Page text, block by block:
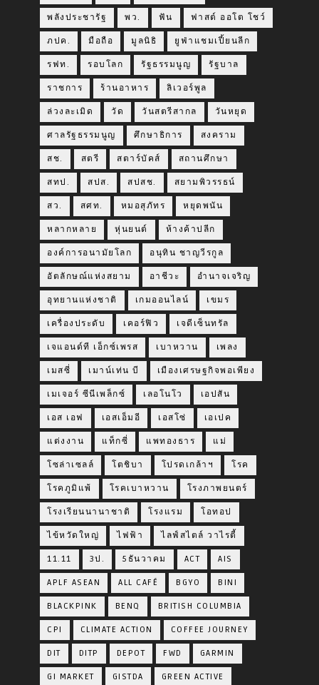
พลังประชารัฐ พว. ฟัน ฟาสต์ ออโต โชว์
ภปค. มือถือ มูลนิธิ ยูฟ่าแชมเปี้ยนลีก
รฟท. รอบโลก รัฐธรรมนูญ รัฐบาล
ราชการ ร้านอาหาร ลิเวอร์พูล
ล่วงละเมิด วัด วันสตรีสากล วันหยุด
ศาลรัฐธรรมนูญ ศึกษาธิการ สงคราม
สช. สตรี สตาร์บัคส์ สถานศึกษา
สทป. สปส. สปสช. สยามพิวรรธน์
สว. สศท. หมอสุภัทร หยุดพนัน
หลากหลาย หุ่นยนต์ ห้างค้าปลีก
องค์การอนามัยโลก อนุทิน ชาญวีรกูล
อัตลักษณ์แห่งสยาม อาชีวะ อำนาจเจริญ
อุทยานแห่งชาติ เกมออนไลน์ เขมร
เครื่องประดับ เคอร์ฟิว เจดีเซ็นทรัล
เจแอนด์ที เอ็กซ์เพรส เบาหวาน เพลง
เมสซี่ เมาน์เท่น บี เมืองเศรษฐกิจพอเพียง
เมเจอร์ ซีนีเพล็กซ์ เลอโนโว เอปสัน
เอส เอฟ เอสเอ็มอี เอสโซ่ เอเปค
แต่งงาน แท็กซี่ แพทองธาร แม่
โซล่าเซลล์ โตชิบา โปรดเกล้าฯ โรค
โรคภูมิแพ้ โรคเบาหวาน โรงภาพยนตร์
โรงเรียนนานาชาติ โรงแรม โอทอป
ไข้หวัดใหญ่ ไฟฟ้า ไลฟ์สไตล์ วาไรตี้
11.11 3ป. 5ธันวาคม ACT AIS
APLF ASEAN ALL CAFÉ BGYO BINI
BLACKPINK BENQ BRITISH COLUMBIA
CPI CLIMATE ACTION COFFEE JOURNEY
DIT DITP DEPOT FWD GARMIN
GI MARKET GISTDA GREEN ACTIVE